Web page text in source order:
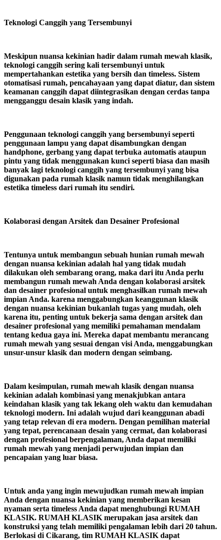
Teknologi Canggih yang Tersembunyi
Meskipun nuansa kekinian hadir dalam rumah mewah klasik,
teknologi canggih sering kali tersembunyi untuk
mempertahankan estetika yang bersih dan timeless. Sistem
otomatisasi rumah, pencahayaan yang dapat diatur, dan sistem
keamanan canggih dapat diintegrasikan dengan cerdas tanpa
mengganggu desain klasik yang indah.
Penggunaan teknologi canggih yang bersembunyi seperti
penggunaan lampu yang dapat disambungkan dengan
handphone, gerbang yang dapat terbuka automatis ataupun
pintu yang tidak menggunakan kunci seperti biasa dan masih
banyak lagi teknologi canggih yang tersembunyi yang bisa
digunakan pada rumah klasik namun tidak menghilangkan
estetika timeless dari rumah itu sendiri.
Kolaborasi dengan Arsitek dan Desainer Profesional
Tentunya untuk membangun sebuah hunian rumah mewah
dengan nuansa kekinian adalah hal yang tidak mudah
dilakukan oleh sembarang orang, maka dari itu Anda perlu
membangun rumah mewah Anda dengan kolaborasi arsitek
dan desainer profesional untuk menghasilkan rumah mewah
impian Anda. karena menggabungkan keanggunan klasik
dengan nuansa kekinian bukanlah tugas yang mudah, oleh
karena itu, penting untuk bekerja sama dengan arsitek dan
desainer profesional yang memiliki pemahaman mendalam
tentang kedua gaya ini. Mereka dapat membantu merancang
rumah mewah yang sesuai dengan visi Anda, menggabungkan
unsur-unsur klasik dan modern dengan seimbang.
Dalam kesimpulan, rumah mewah klasik dengan nuansa
kekinian adalah kombinasi yang menakjubkan antara
keindahan klasik yang tak lekang oleh waktu dan kemudahan
teknologi modern. Ini adalah wujud dari keanggunan abadi
yang tetap relevan di era modern. Dengan pemilihan material
yang tepat, perencanaan desain yang cermat, dan kolaborasi
dengan profesional berpengalaman, Anda dapat memiliki
rumah mewah yang menjadi perwujudan impian dan
pencapaian yang luar biasa.
Untuk anda yang ingin mewujudkan rumah mewah impian
Anda dengan nuansa kekinian yang memberikan kesan
nyaman serta timeless Anda dapat menghubungi RUMAH
KLASIK. RUMAH KLASIK merupakan jasa arsitek dan
konstruksi yang telah memiliki pengalaman lebih dari 20 tahun.
Berlokasi di Cikarang, tim RUMAH KLASIK dapat